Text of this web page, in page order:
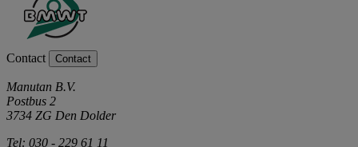
Contact Contact
Manutan B.V.
Postbus 2
3734 ZG Den Dolder
Tel: 030 - 229 61 11